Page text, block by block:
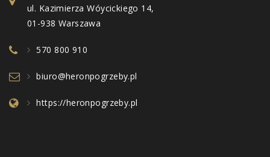
ul. Kazimierza Wóycickiego 14,
01-938 Warszawa
570 800 910
biuro@heronpogrzeby.pl
https://heronpogrzeby.pl